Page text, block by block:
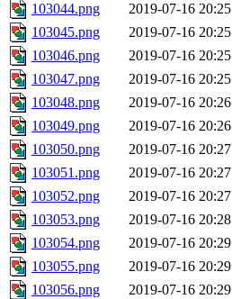
103044.png
2019-07-16 20:25
103045.png
2019-07-16 20:25
103046.png
2019-07-16 20:25
103047.png
2019-07-16 20:25
103048.png
2019-07-16 20:26
103049.png
2019-07-16 20:26
103050.png
2019-07-16 20:27
103051.png
2019-07-16 20:27
103052.png
2019-07-16 20:27
103053.png
2019-07-16 20:28
103054.png
2019-07-16 20:29
103055.png
2019-07-16 20:29
103056.png
2019-07-16 20:29